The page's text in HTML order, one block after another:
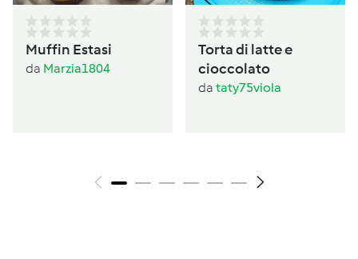
Muffin Estasi
da Marzia1804
Torta di latte e
cioccolato
da taty75viola